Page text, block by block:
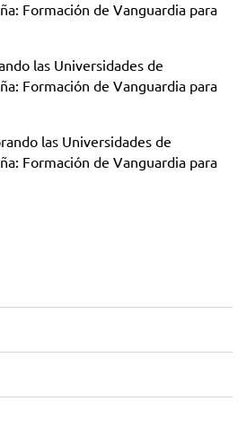
Formación de Vanguardia para
las Universidades de
Formación de Vanguardia para
las Universidades de
Formación de Vanguardia para